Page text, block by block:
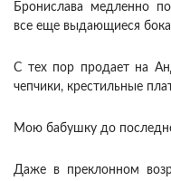
Бронислава медленно
все еще выдающиеся бока
С тех пор продает на
чепчики, крестильные
Мою бабушку до
Даже в преклонном